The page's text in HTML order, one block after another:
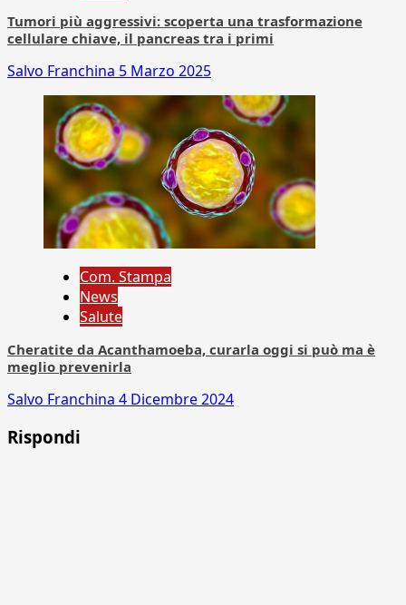
Tumori più aggressivi: scoperta una trasformazione
cellulare chiave, il pancreas tra i primi
Salvo Franchina 5 Marzo 2025
Com. Stampa
News
Salute
Cheratite da Acanthamoeba, curarla oggi si può ma è
meglio prevenirla
Salvo Franchina 4 Dicembre 2024
Rispondi